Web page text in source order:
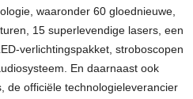
waaronder 60 gloednieuwe,
15 superlevendige lasers, een
verlichtingspakket, stroboscopen
En daarnaast ook
de officiële technologieleverancier